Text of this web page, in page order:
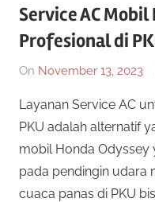
Service AC
Profesional di
On November 13, 2023
Layanan Service AC
PKU adalah alternatif
mobil Honda Odyssey
pada pendingin udara
cuaca panas di PKU